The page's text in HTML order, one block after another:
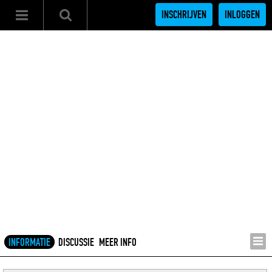
INSCHRIJVEN INLOGGEN
INFORMATIE DISCUSSIE MEER INFO